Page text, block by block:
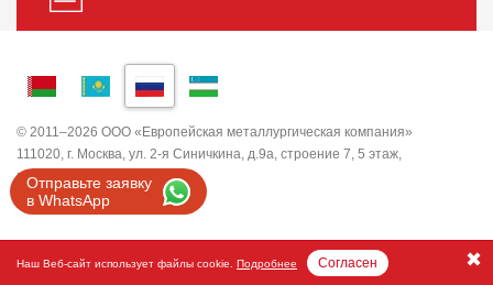
Отправьте заявку
в WhatsApp
© 2011–2026 ООО «Европейская металлургическая компания»
111020, г. Москва, ул. 2-я Синичкина, д.9а, строение 7, 5 этаж,
помещение I, комната 5
ИНН 7743820503 ООО "ЕМК"
Наш Веб-сайт использует файлы cookie. Подробнее Согласен